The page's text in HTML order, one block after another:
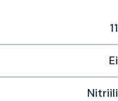
11
Ei
Nitriili